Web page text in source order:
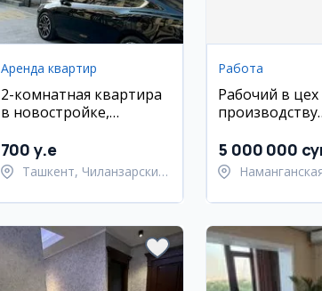
Аренда квартир
2-комнатная квартира
в новостройке,
700 y.e
Ташкент, Чиланзарский
Работа
Рабочий в цех
производству
5 000 000